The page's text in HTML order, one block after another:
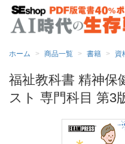
ホーム 商品一覧 書籍 資
福祉教科書 精神保
スト 専門科目 第3